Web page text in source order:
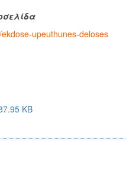
upeuthunes-deloses
KB